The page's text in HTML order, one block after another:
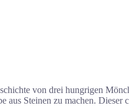
von drei hungrigen
aus Steinen zu machen.